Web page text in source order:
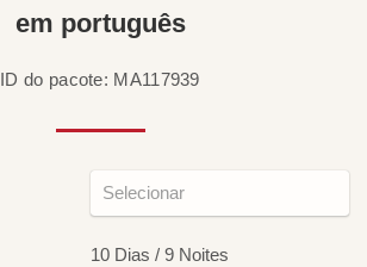
em português
ID do pacote: MA117939
10 Dias / 9 Noites